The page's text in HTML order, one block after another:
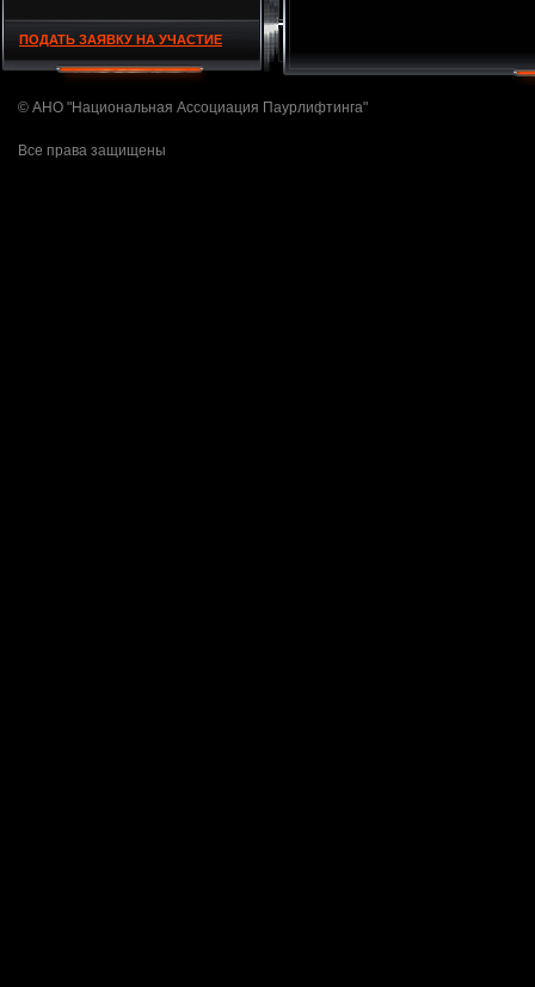
ПОДАТЬ ЗАЯВКУ НА УЧАСТИЕ
© АНО "Национальная Ассоциация Паурлифтинга"
Все права защищены